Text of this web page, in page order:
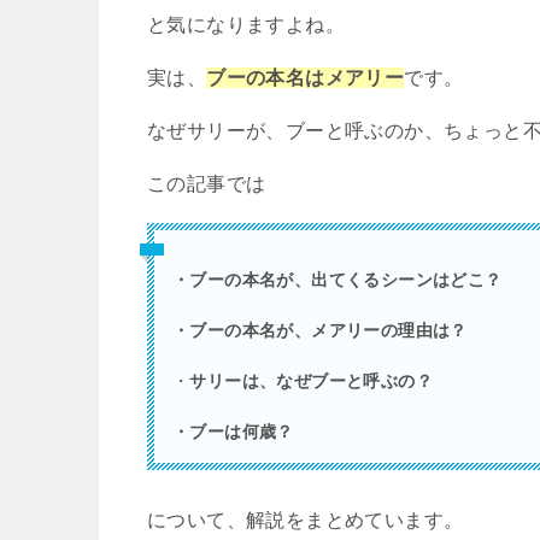
と気になりますよね。
実は、 ブーの本名はメアリーです。
なぜサリーが、ブーと呼ぶのか、ちょっと
この記事では
・ブーの本名が、出てくるシーンはどこ？
・ブーの本名が、メアリーの理由は？
・サリーは、なぜブーと呼ぶの？
・ブーは何歳？
について、解説をまとめています。